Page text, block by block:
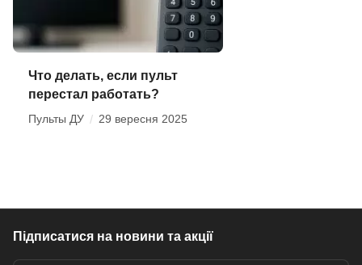
Что делать, если пульт
перестал работать?
Пульты ДУ / 29 вересня 2025
Підписатися на новини та акції